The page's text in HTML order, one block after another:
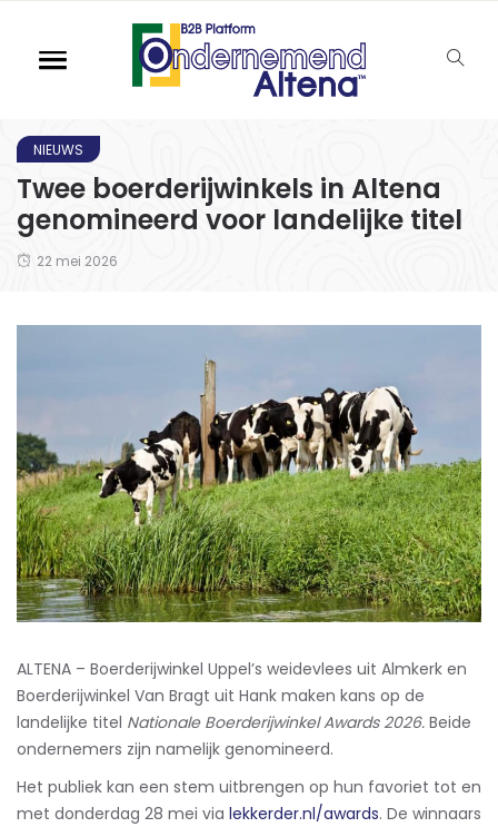
NIEUWS
Twee boerderijwinkels in Altena
genomineerd voor landelijke titel
22 mei 2026
ALTENA – Boerderijwinkel Uppel’s weidevlees uit Almkerk en
Boerderijwinkel Van Bragt uit Hank maken kans op de
landelijke titel Nationale Boerderijwinkel Awards 2026. Beide
ondernemers zijn namelijk genomineerd.
Het publiek kan een stem uitbrengen op hun favoriet tot en
met donderdag 28 mei via lekkerder.nl/awards. De winnaars